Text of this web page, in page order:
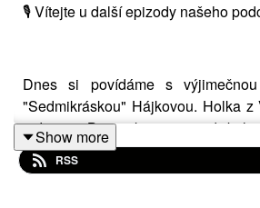
🎙️ Vítejte u další epizody našeho
Dnes si povídáme s
"Sedmikráskou" Hájkovou. Holka z
srdce u Berounky, ruce od
nápadů, které se nebojí realizovat 🌿
Show more
RSS